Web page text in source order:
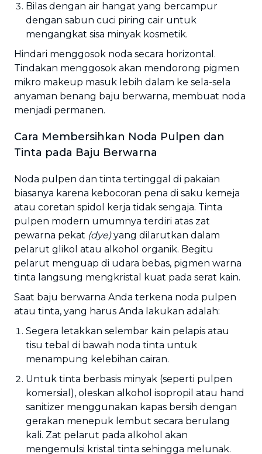
Bilas dengan air hangat yang bercampur
dengan sabun cuci piring cair untuk
mengangkat sisa minyak kosmetik.
Hindari menggosok noda secara horizontal.
Tindakan menggosok akan mendorong pigmen
mikro makeup masuk lebih dalam ke sela-sela
anyaman benang baju berwarna, membuat noda
menjadi permanen.
Cara Membersihkan Noda Pulpen dan
Tinta pada Baju Berwarna
Noda pulpen dan tinta tertinggal di pakaian
biasanya karena kebocoran pena di saku kemeja
atau coretan spidol kerja tidak sengaja. Tinta
pulpen modern umumnya terdiri atas zat
pewarna pekat (dye)yang dilarutkan dalam
pelarut glikol atau alkohol organik. Begitu
pelarut menguap di udara bebas, pigmen warna
tinta langsung mengkristal kuat pada serat kain.
Saat baju berwarna Anda terkena noda pulpen
atau tinta, yang harus Anda lakukan adalah:
Segera letakkan selembar kain pelapis atau
tisu tebal di bawah noda tinta untuk
menampung kelebihan cairan.
Untuk tinta berbasis minyak (seperti pulpen
komersial), oleskan alkohol isopropil atau hand
sanitizer menggunakan kapas bersih dengan
gerakan menepuk lembut secara berulang
kali. Zat pelarut pada alkohol akan
mengemulsi kristal tinta sehingga melunak.